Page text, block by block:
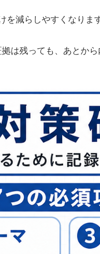
減らしやすくなります
は残っても、あとか